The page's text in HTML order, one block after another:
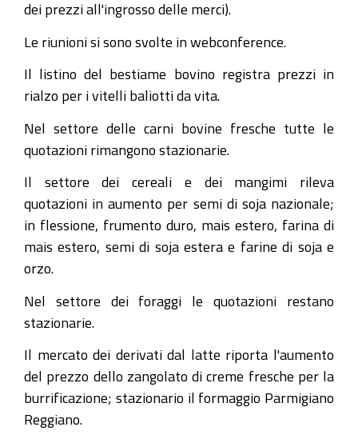
dei prezzi all'ingrosso delle merci).
Le riunioni si sono svolte in webconference.
Il listino del bestiame bovino registra prezzi in
rialzo per i vitelli baliotti da vita.
Nel settore delle carni bovine fresche tutte le
quotazioni rimangono stazionarie.
Il settore dei cereali e dei mangimi rileva
quotazioni in aumento per semi di soja nazionale;
in flessione, frumento duro, mais estero, farina di
mais estero, semi di soja estera e farine di soja e
orzo.
Nel settore dei foraggi le quotazioni restano
stazionarie.
Il mercato dei derivati dal latte riporta l'aumento
del prezzo dello zangolato di creme fresche per la
burrificazione; stazionario il formaggio Parmigiano
Reggiano.